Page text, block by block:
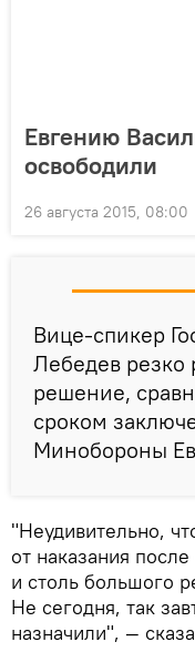
Евгению
освободили
26 августа 2015, 08:00
Вице-спикер
Лебедев резко
решение,
сроком
Минобороны
"Неудивительно,
от наказания
и столь большого
Не сегодня, так
назначили", —